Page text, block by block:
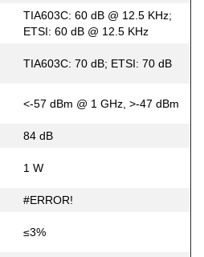
TIA603C: 60 dB @ 12.5 KHz;
ETSI: 60 dB @ 12.5 KHz
TIA603C: 70 dB; ETSI: 70 dB
<-57 dBm @ 1 GHz, >-47 dBm
84 dB
1 W
#ERROR!
≤3%